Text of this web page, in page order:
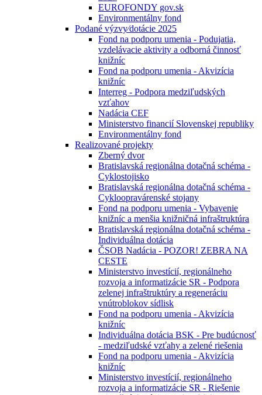
EUROFONDY gov.sk
Environmentálny fond
Podané výzvy⁄dotácie 2025
Fond na podporu umenia - Podujatia,
vzdelávacie aktivity a odborná činnosť
knižníc
Fond na podporu umenia - Akvizícia
knižníc
Interreg - Podpora medziľudských
vzťahov
Nadácia CEF
Ministerstvo financií Slovenskej republiky
Environmentálny fond
Realizované projekty
Zberný dvor
Bratislavská regionálna dotačná schéma -
Cyklostojisko
Bratislavská regionálna dotačná schéma -
Cykloopravárenské stojany
Fond na podporu umenia - Vybavenie
knižníc a menšia knižničná infraštruktúra
Bratislavská regionálna dotačná schéma -
Individuálna dotácia
ČSOB Nadácia - POZOR! ZEBRA NA
CESTE
Ministerstvo investícií, regionálneho
rozvoja a informatizácie SR - Podpora
zelenej infraštruktúry a regeneráciu
vnútroblokov sídlisk
Fond na podporu umenia - Akvizícia
knižníc
Individuálna dotácia BSK - Pre budúcnosť
- medziľudské vzťahy a zelené riešenia
Fond na podporu umenia - Akvizícia
knižníc
Ministerstvo investícií, regionálneho
rozvoja a informatizácie SR - Riešenie